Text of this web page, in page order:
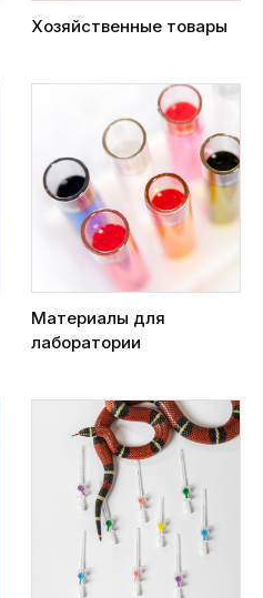
Хозяйственные товары
Материалы для
лаборатории